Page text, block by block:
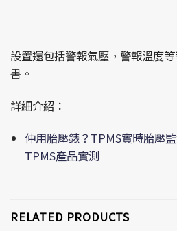
設置還包括警報氣壓，警報溫度
書。
詳細介紹：
仲用胎壓錶？TPMS實時胎壓
TPMS產品實測
RELATED PRODUCTS